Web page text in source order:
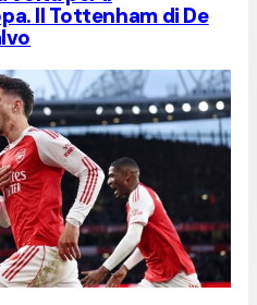
Il Tottenham di De